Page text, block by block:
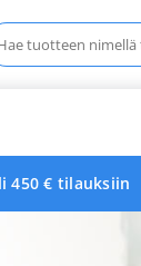
450 € tilauksiin